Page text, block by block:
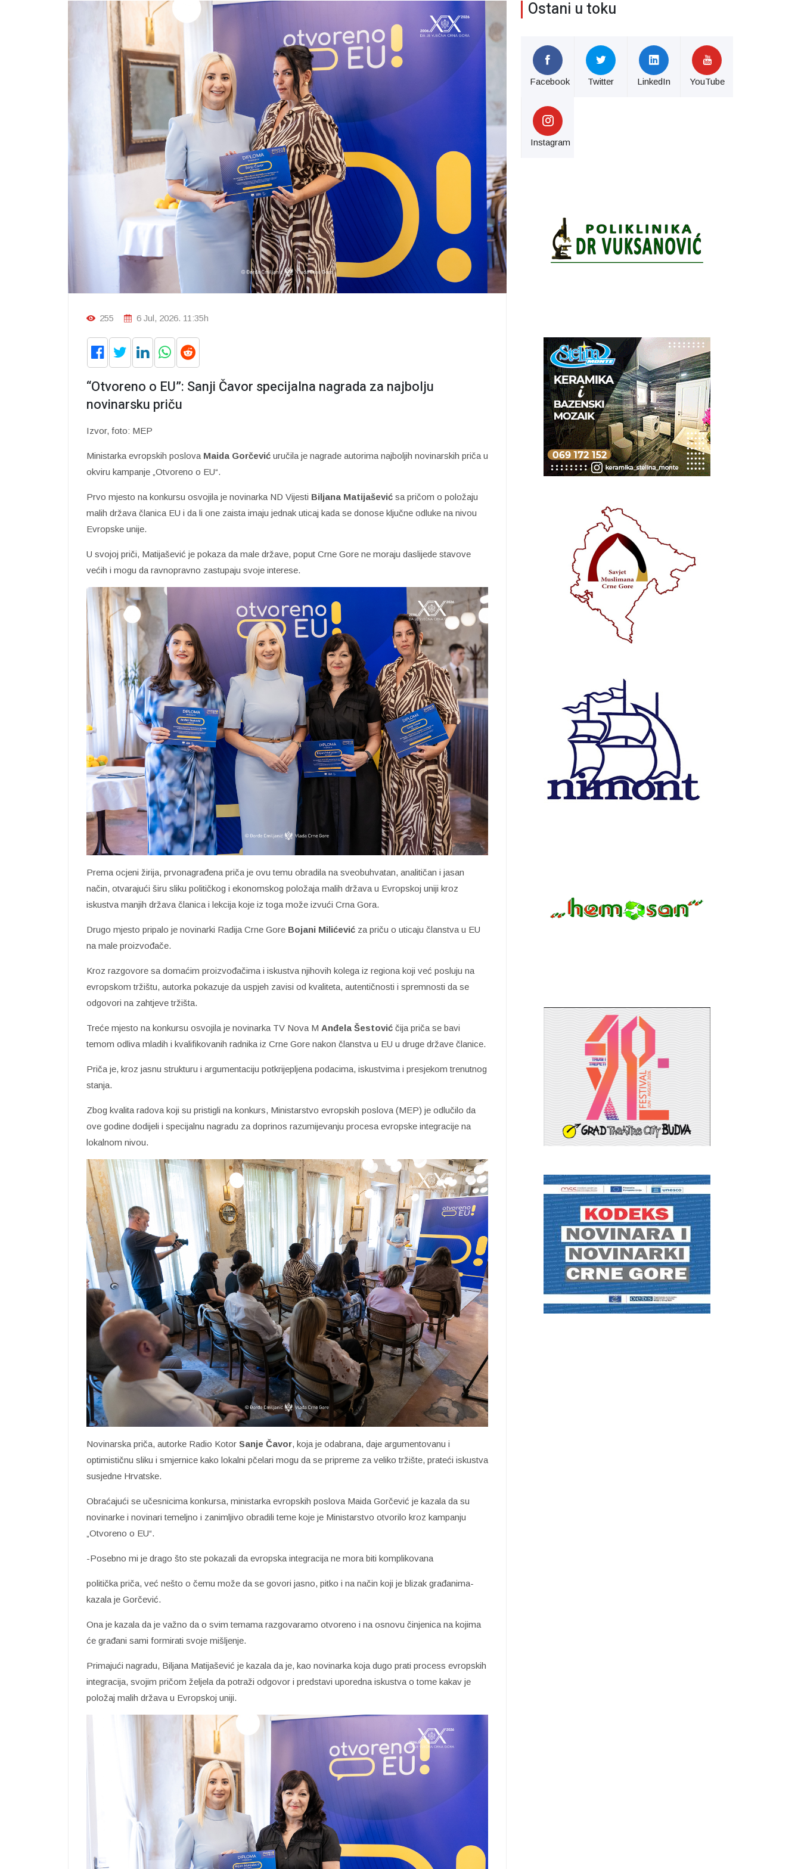
255 6 Jul, 2026. 11:35h
“Otvoreno o EU”: Sanji Čavor specijalna nagrada za najbolju
novinarsku priču
Izvor, foto: MEP
Ministarka evropskih poslova Maida Gorčević uručila je nagrade autorima najboljih novinarskih priča u
okviru kampanje „Otvoreno o EU“.
Prvo mjesto na konkursu osvojila je novinarka ND Vijesti Biljana Matijašević sa pričom o položaju
malih država članica EU i da li one zaista imaju jednak uticaj kada se donose ključne odluke na nivou
Evropske unije.
U svojoj priči, Matijašević je pokaza da male države, poput Crne Gore ne moraju daslijede stavove
većih i mogu da ravnopravno zastupaju svoje interese.
Prema ocjeni žirija, prvonagrađena priča je ovu temu obradila na sveobuhvatan, analitičan i jasan
način, otvarajući širu sliku političkog i ekonomskog položaja malih država u Evropskoj uniji kroz
iskustva manjih država članica i lekcija koje iz toga može izvući Crna Gora.
Drugo mjesto pripalo je novinarki Radija Crne Gore Bojani Milićević za priču o uticaju članstva u EU
na male proizvođače.
Kroz razgovore sa domaćim proizvođačima i iskustva njihovih kolega iz regiona koji već posluju na
evropskom tržištu, autorka pokazuje da uspjeh zavisi od kvaliteta, autentičnosti i spremnosti da se
odgovori na zahtjeve tržišta.
Treće mjesto na konkursu osvojila je novinarka TV Nova M Anđela Šestović čija priča se bavi
temom odliva mladih i kvalifikovanih radnika iz Crne Gore nakon članstva u EU u druge države članice.
Priča je, kroz jasnu strukturu i argumentaciju potkrijepljena podacima, iskustvima i presjekom trenutnog
stanja.
Zbog kvalita radova koji su pristigli na konkurs, Ministarstvo evropskih poslova (MEP) je odlučilo da
ove godine dodijeli i specijalnu nagradu za doprinos razumijevanju procesa evropske integracije na
lokalnom nivou.
Novinarska priča, autorke Radio Kotor Sanje Čavor, koja je odabrana, daje argumentovanu i
optimističnu sliku i smjernice kako lokalni pčelari mogu da se pripreme za veliko tržište, prateći iskustva
susjedne Hrvatske.
Obraćajući se učesnicima konkursa, ministarka evropskih poslova Maida Gorčević je kazala da su
novinarke i novinari temeljno i zanimljivo obradili teme koje je Ministarstvo otvorilo kroz kampanju
„Otvoreno o EU“.
-Posebno mi je drago što ste pokazali da evropska integracija ne mora biti komplikovana
politička priča, već nešto o čemu može da se govori jasno, pitko i na način koji je blizak građanima-
kazala je Gorčević.
Ona je kazala da je važno da o svim temama razgovaramo otvoreno i na osnovu činjenica na kojima
će građani sami formirati svoje mišljenje.
Primajući nagradu, Biljana Matijašević je kazala da je, kao novinarka koja dugo prati process evropskih
integracija, svojim pričom željela da potraži odgovor i predstavi uporedna iskustva o tome kakav je
položaj malih država u Evropskoj uniji.
Ostani u toku
Facebook Twitter LinkedIn YouTube
Instagram